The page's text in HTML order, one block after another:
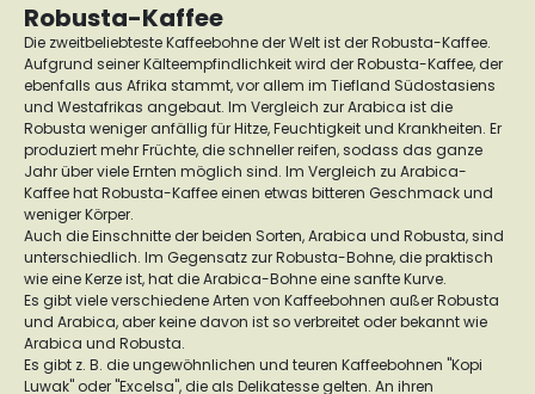
Robusta-Kaffee
Die zweitbeliebteste Kaffeebohne der Welt ist der Robusta-Kaffee.
Aufgrund seiner Kälteempfindlichkeit wird der Robusta-Kaffee, der
ebenfalls aus Afrika stammt, vor allem im Tiefland Südostasiens
und Westafrikas angebaut. Im Vergleich zur Arabica ist die
Robusta weniger anfällig für Hitze, Feuchtigkeit und Krankheiten. Er
produziert mehr Früchte, die schneller reifen, sodass das ganze
Jahr über viele Ernten möglich sind. Im Vergleich zu Arabica-
Kaffee hat Robusta-Kaffee einen etwas bitteren Geschmack und
weniger Körper.
Auch die Einschnitte der beiden Sorten, Arabica und Robusta, sind
unterschiedlich. Im Gegensatz zur Robusta-Bohne, die praktisch
wie eine Kerze ist, hat die Arabica-Bohne eine sanfte Kurve.
Es gibt viele verschiedene Arten von Kaffeebohnen außer Robusta
und Arabica, aber keine davon ist so verbreitet oder bekannt wie
Arabica und Robusta.
Es gibt z. B. die ungewöhnlichen und teuren Kaffeebohnen "Kopi
Luwak" oder "Excelsa", die als Delikatesse gelten. An ihren